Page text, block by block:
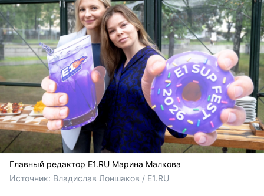
Главный редактор E1.RU Марина Малкова
Источник: Владислав Лоншаков / E1.RU